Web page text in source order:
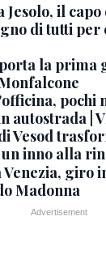
il capo
di tutti per
la prima
pochi
autostrada |
Vesod
inno alla
giro
Madonna